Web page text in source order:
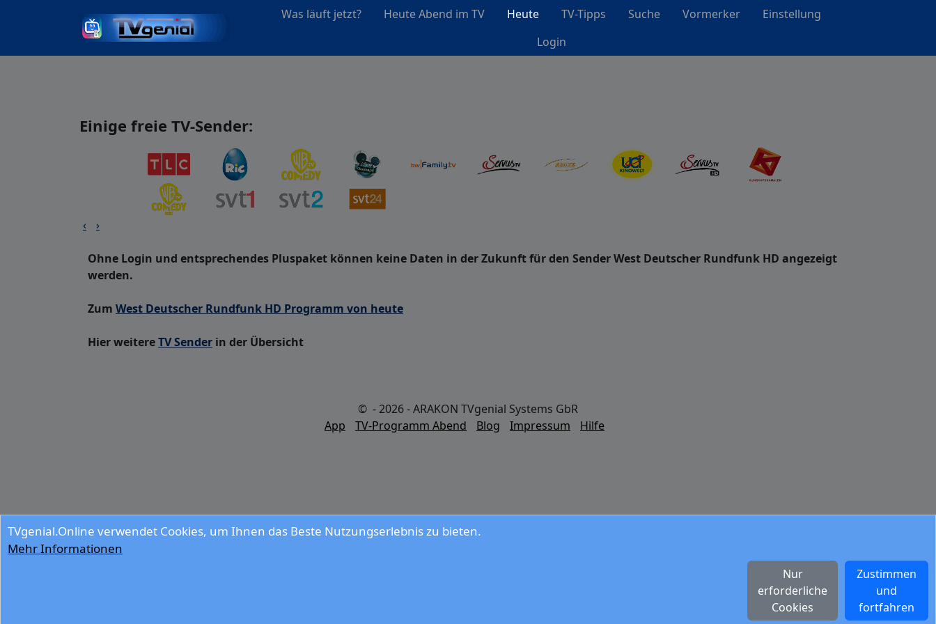
Was läuft jetzt? Heute Abend im TV Heute TV-Tipps Suche Vormerker
Einstellung
Login
TVgenial.Online verwendet Cookies, um Ihnen das Beste Nutzungserlebnis zu bieten.
Mehr Informationen
Zustimmen
und
fortfahren
Nur
erforderliche
Cookies
Einige freie TV-Sender:
‹ ›
Ohne Login und entsprechendes Pluspaket können keine Daten in der Zukunft für den Sender West Deutscher Rundfunk HD angezeigt
werden.
Zum West Deutscher Rundfunk HD Programm von heute
Hier weitereTV Sender in der Übersicht
© - 2026 - ARAKON TVgenial Systems GbR
App
TV-Programm Abend Blog Impressum Hilfe